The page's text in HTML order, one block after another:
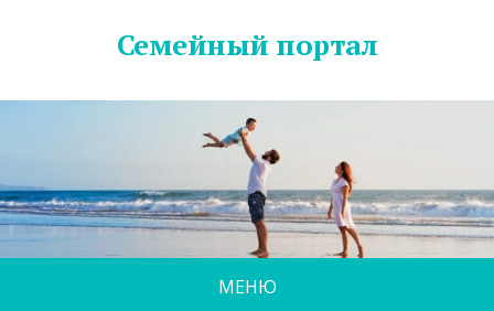
Семейный портал
МЕНЮ